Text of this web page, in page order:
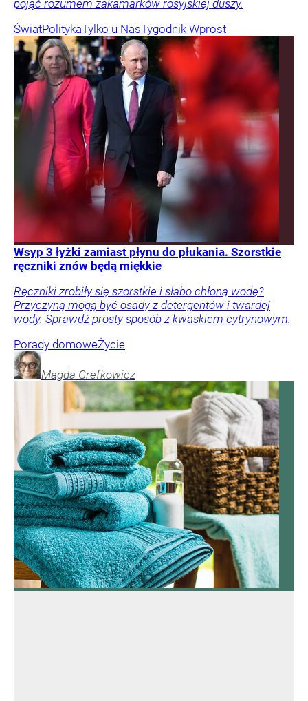
pojąć rozumem zakamarków rosyjskiej duszy.
ŚwiatPolitykaTylko u NasTygodnik Wprost
Wsyp 3 łyżki zamiast płynu do płukania. Szorstkie
ręczniki znów będą miękkie
Ręczniki zrobiły się szorstkie i słabo chłoną wodę?
Przyczyną mogą być osady z detergentów i twardej
wody. Sprawdź prosty sposób z kwaskiem cytrynowym.
Porady domoweŻycie
Magda Grefkowicz